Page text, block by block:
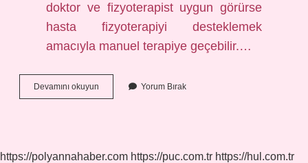
doktor ve fizyoterapist uygun görürse
hasta fizyoterapiyi desteklemek
amacıyla manuel terapiye geçebilir.…
Devamını okuyun Fizyoterapist
Kayropraktik
Yorum Bırak
https://polyannahaber.com https://puc.com.tr https://hul.com.tr